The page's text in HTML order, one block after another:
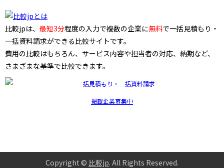
比較jpは、 最短3分程度の入力で複数の企業に無料で一括見積もり・
一括資料請求ができる比較サイトです。
費用の比較はもちろん、サービス内容や担当者の対応、納期など、
さまざまな基準で比較できます。
掲載企業募集中
Copyright © 比較jp. All Rights Reserved.